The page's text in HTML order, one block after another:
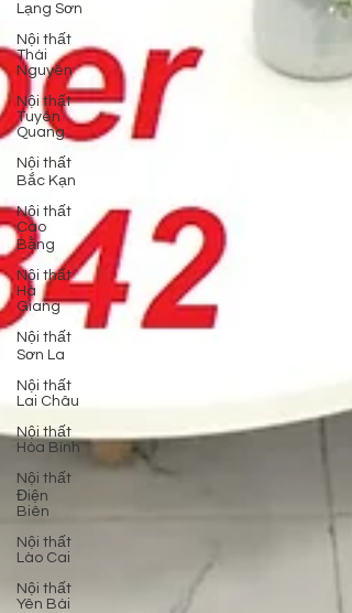
Lạng Sơn
Nội thất
Thái
Nguyên
Nội thất
Tuyên
Quang
Nội thất
Bắc Kạn
Nội thất
Cao
Bằng
Nội thất
Hà
Giang
Nội thất
Sơn La
Nội thất
Lai Châu
Nội thất
Hòa Bình
Nội thất
Điện
Biên
Nội thất
Lào Cai
Nội thất
Yên Bái